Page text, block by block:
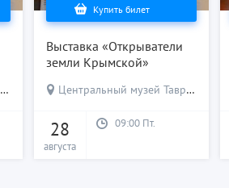
Выставка «Открыватели
земли Крымской»
Центральный музей Тавриды
28
августа
09:00 Пт.
Купить билет